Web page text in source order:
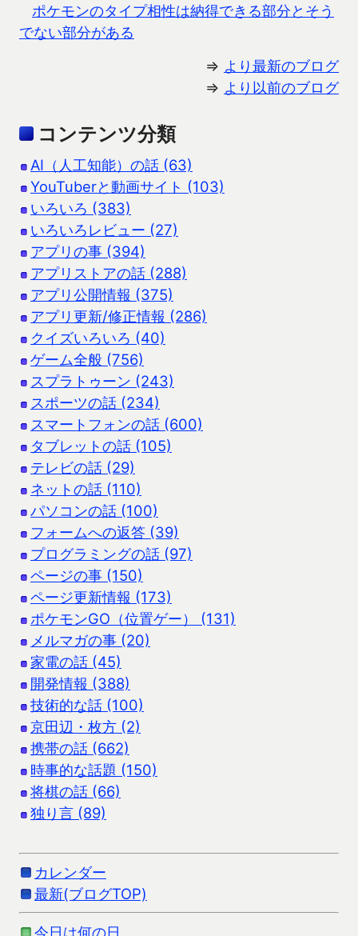
ポケモンのタイプ相性は納得できる部分とそう
でない部分がある
⇒ より最新のブログ
⇒ より以前のブログ
コンテンツ分類
AI（人工知能）の話 (63)
YouTuberと動画サイト (103)
いろいろ (383)
いろいろレビュー (27)
アプリの事 (394)
アプリストアの話 (288)
アプリ公開情報 (375)
アプリ更新/修正情報 (286)
クイズいろいろ (40)
ゲーム全般 (756)
スプラトゥーン (243)
スポーツの話 (234)
スマートフォンの話 (600)
タブレットの話 (105)
テレビの話 (29)
ネットの話 (110)
パソコンの話 (100)
フォームへの返答 (39)
プログラミングの話 (97)
ページの事 (150)
ページ更新情報 (173)
ポケモンGO（位置ゲー） (131)
メルマガの事 (20)
家電の話 (45)
開発情報 (388)
技術的な話 (100)
京田辺・枚方 (2)
携帯の話 (662)
時事的な話題 (150)
将棋の話 (66)
独り言 (89)
カレンダー
最新(ブログTOP)
今日は何の日